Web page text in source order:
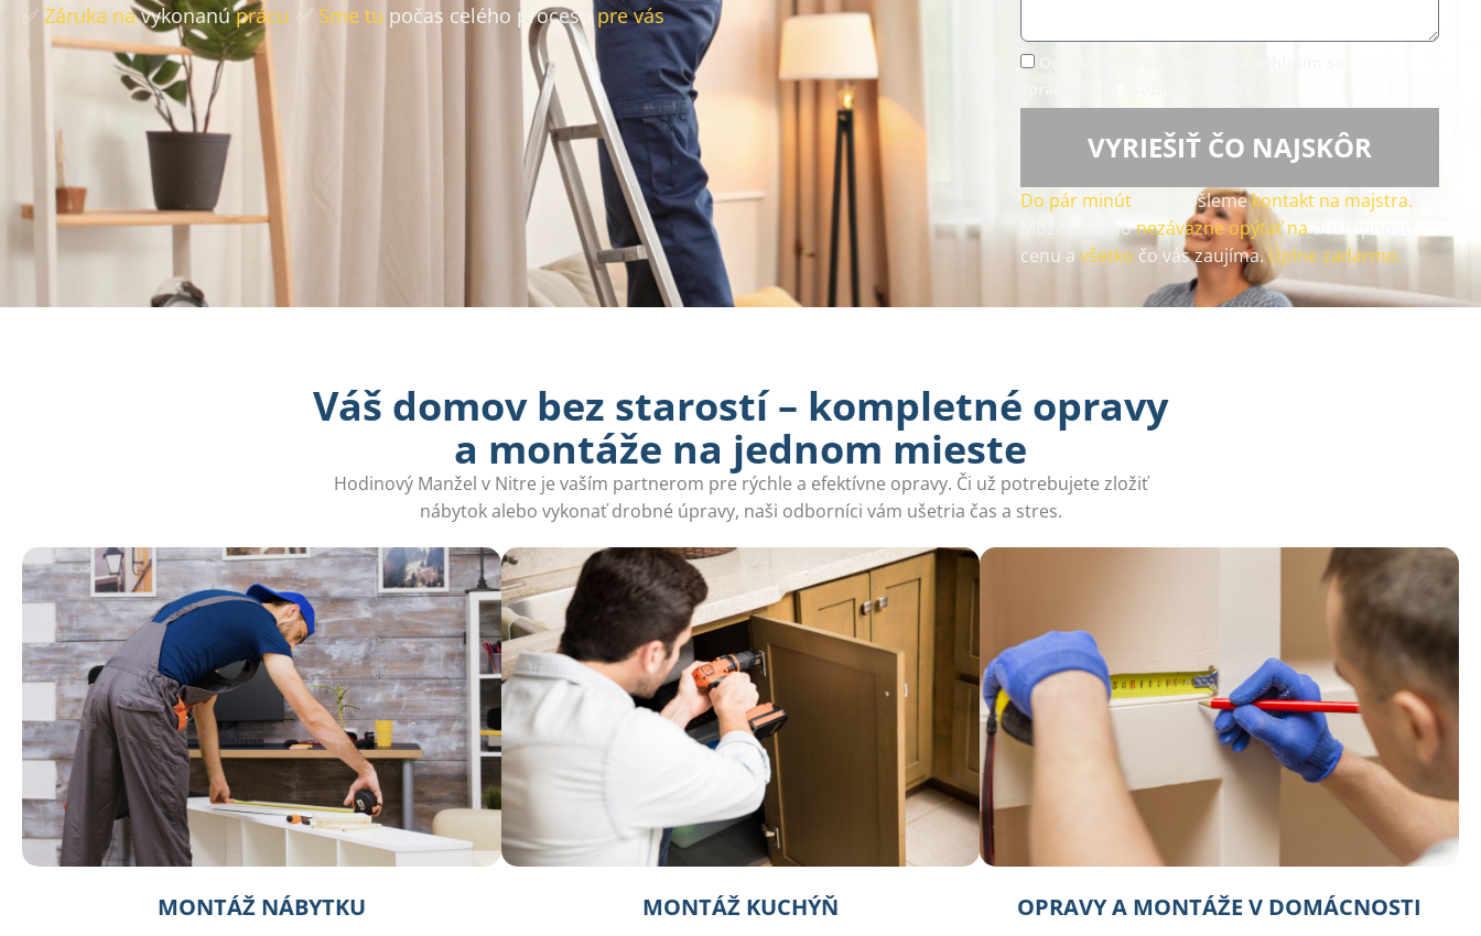
✅ Záruka navykonanúprácu ✅ Sme tu počas celého procesupre vás
VYRIEŠIŤ ČO NAJSKÔR
Do pár minútvám pošlemekontakt na majstra.
Môžete sa honezáväzne opýtať nadostupnosť,
cenu avšetko čo vás zaujíma.Úplne zadarmo.
Váš domov bez starostí – kompletné opravy
a montáže na jednom mieste​
Hodinový Manžel v Nitre je vaším partnerom pre rýchle a efektívne opravy. Či už potrebujete zložiť
nábytok alebo vykonať drobné úpravy, naši odborníci vám ušetria čas a stres.
MONTÁŽ NÁBYTKU MONTÁŽ KUCHÝŇ OPRAVY A MONTÁŽE V DOMÁCNOSTI